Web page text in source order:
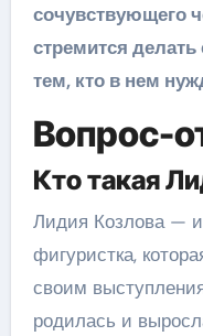
сочувствующего
стремится
тем, кто в нем
Вопрос-
Кто такая
Лидия Козлова —
фигуристка,
своим
родилась и